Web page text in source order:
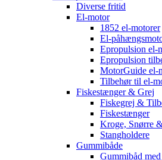
Diverse fritid
El-motor
1852 el-motorer
El-
Epropulsion el-
Epropulsion
MotorGuide el-
Tilbehør til el-
Fiskestænger & Grej
Fiskegrej &
Fiskestænger
Kroge, Snørre
Stangholdere
Gummibåde
Gummibåd